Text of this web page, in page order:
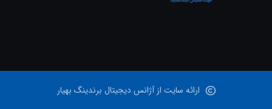
ارائه سایت از آژانس دیجیتال برندینگ بهیار